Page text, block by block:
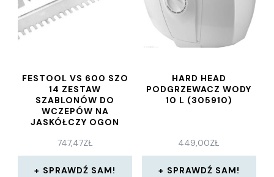
FESTOOL VS 600 SZO
14 ZESTAW
SZABLONÓW DO
WCZEPÓW NA
JASKÓŁCZY OGON
747,47ZŁ
SPRAWDŹ SAM!
HARD HEAD
PODGRZEWACZ WODY
10 L (305910)
449,00ZŁ
SPRAWDŹ SAM!